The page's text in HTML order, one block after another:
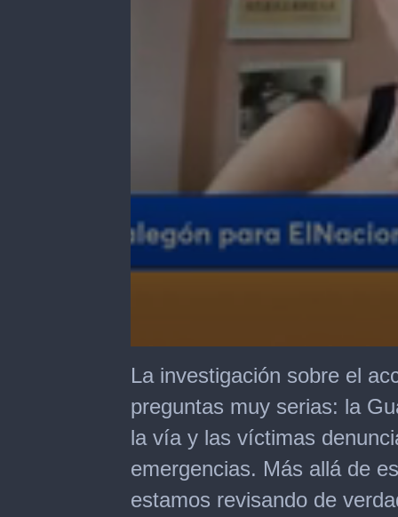
seconds
of
minutes,
32
seconds
La investigación sobre el
preguntas muy serias: la
la vía y las víctimas
emergencias. Más allá de
estamos revisando de